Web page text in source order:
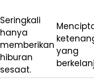
Seringkali
hanya
memberikan
hiburan
sesaat.
yang